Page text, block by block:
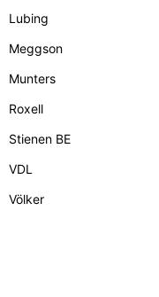
Lubing
Meggson
Munters
Roxell
Stienen BE
VDL
Völker